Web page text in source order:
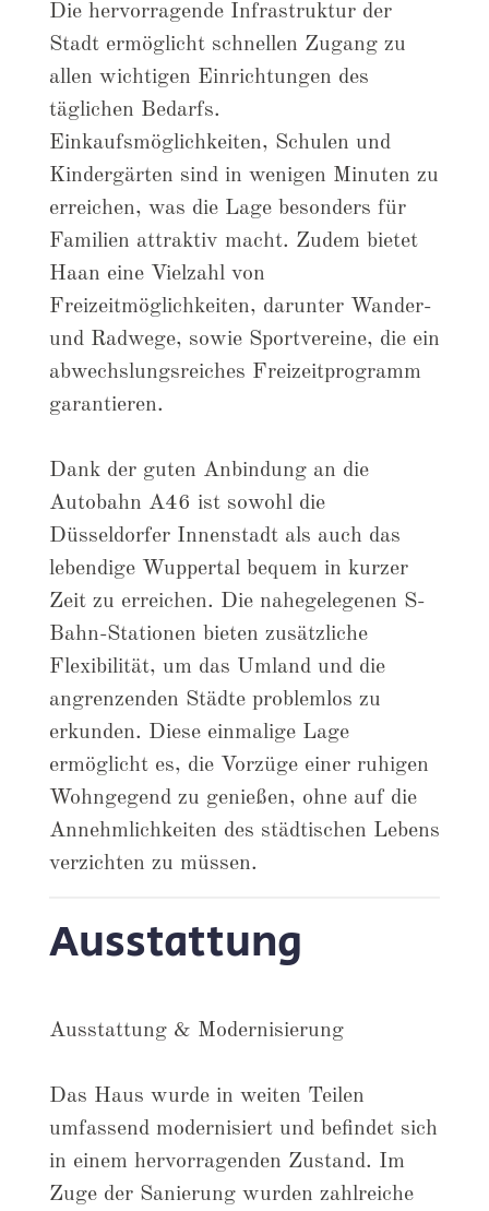
Die hervorragende Infrastruktur der
Stadt ermöglicht schnellen Zugang zu
allen wichtigen Einrichtungen des
täglichen Bedarfs.
Einkaufsmöglichkeiten, Schulen und
Kindergärten sind in wenigen Minuten zu
erreichen, was die Lage besonders für
Familien attraktiv macht. Zudem bietet
Haan eine Vielzahl von
Freizeitmöglichkeiten, darunter Wander-
und Radwege, sowie Sportvereine, die ein
abwechslungsreiches Freizeitprogramm
garantieren.
Dank der guten Anbindung an die
Autobahn A46 ist sowohl die
Düsseldorfer Innenstadt als auch das
lebendige Wuppertal bequem in kurzer
Zeit zu erreichen. Die nahegelegenen S-
Bahn-Stationen bieten zusätzliche
Flexibilität, um das Umland und die
angrenzenden Städte problemlos zu
erkunden. Diese einmalige Lage
ermöglicht es, die Vorzüge einer ruhigen
Wohngegend zu genießen, ohne auf die
Annehmlichkeiten des städtischen Lebens
verzichten zu müssen.
Ausstattung
Ausstattung & Modernisierung
Das Haus wurde in weiten Teilen
umfassend modernisiert und befindet sich
in einem hervorragenden Zustand. Im
Zuge der Sanierung wurden zahlreiche